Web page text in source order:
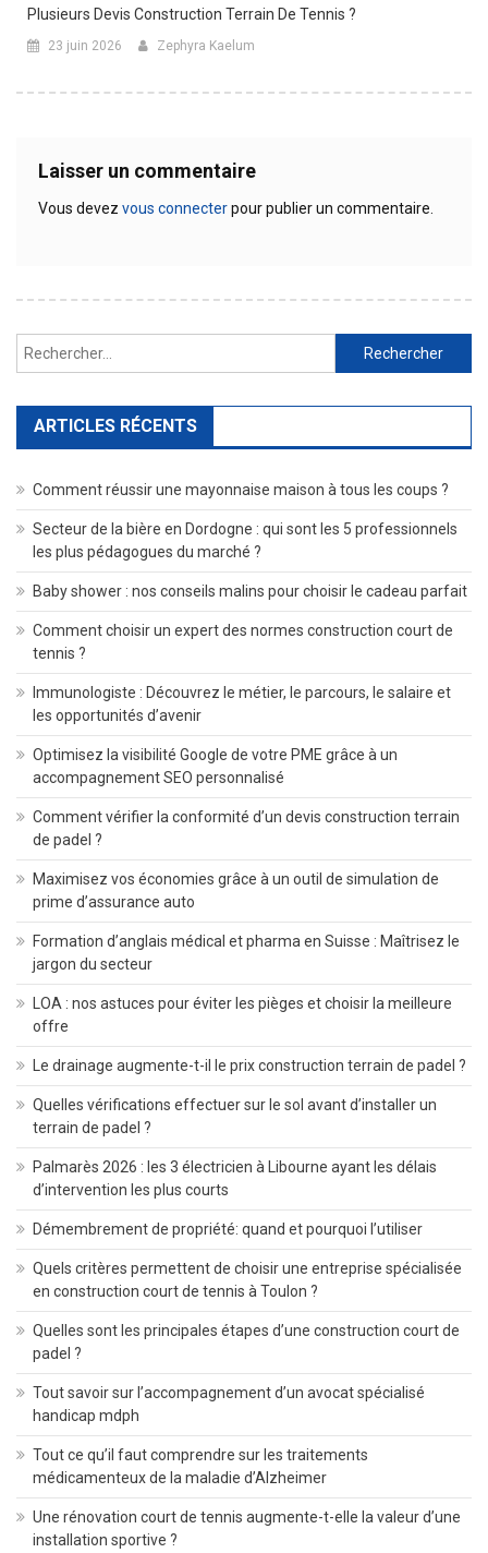
Plusieurs Devis Construction Terrain De Tennis ?
23 juin 2026 Zephyra Kaelum
Laisser un commentaire
Vous devez vous connecterpour publier un commentaire.
Rechercher :
ARTICLES RÉCENTS
Comment réussir une mayonnaise maison à tous les coups ?
Secteur de la bière en Dordogne : qui sont les 5 professionnels
les plus pédagogues du marché ?
Baby shower : nos conseils malins pour choisir le cadeau parfait
Comment choisir un expert des normes construction court de
tennis ?
Immunologiste : Découvrez le métier, le parcours, le salaire et
les opportunités d’avenir
Optimisez la visibilité Google de votre PME grâce à un
accompagnement SEO personnalisé
Comment vérifier la conformité d’un devis construction terrain
de padel ?
Maximisez vos économies grâce à un outil de simulation de
prime d’assurance auto
Formation d’anglais médical et pharma en Suisse : Maîtrisez le
jargon du secteur
LOA : nos astuces pour éviter les pièges et choisir la meilleure
offre
Le drainage augmente-t-il le prix construction terrain de padel ?
Quelles vérifications effectuer sur le sol avant d’installer un
terrain de padel ?
Palmarès 2026 : les 3 électricien à Libourne ayant les délais
d’intervention les plus courts
Démembrement de propriété: quand et pourquoi l’utiliser
Quels critères permettent de choisir une entreprise spécialisée
en construction court de tennis à Toulon ?
Quelles sont les principales étapes d’une construction court de
padel ?
Tout savoir sur l’accompagnement d’un avocat spécialisé
handicap mdph
Tout ce qu’il faut comprendre sur les traitements
médicamenteux de la maladie d’Alzheimer
Une rénovation court de tennis augmente-t-elle la valeur d’une
installation sportive ?